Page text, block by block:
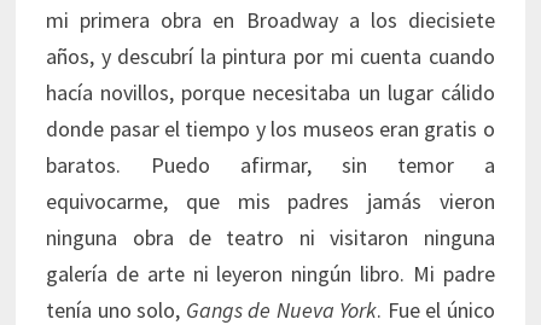
mi primera obra en Broadway a los diecisiete
años, y descubrí la pintura por mi cuenta cuando
hacía novillos, porque necesitaba un lugar cálido
donde pasar el tiempo y los museos eran gratis o
baratos. Puedo afirmar, sin temor a
equivocarme, que mis padres jamás vieron
ninguna obra de teatro ni visitaron ninguna
galería de arte ni leyeron ningún libro. Mi padre
tenía uno solo, Gangs de Nueva York. Fue el único